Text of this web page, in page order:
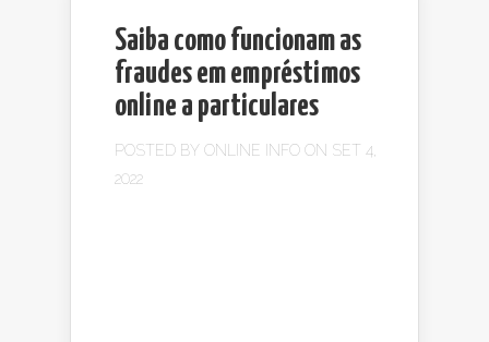
Saiba como funcionam as
fraudes em empréstimos
online a particulares
POSTED BY ONLINE INFO ON SET 4,
2022